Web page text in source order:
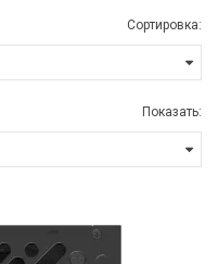
Сортировка:
Показать: